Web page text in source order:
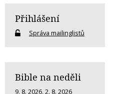
Přihlášení
Správa mailinglistů
Bible na neděli
9. 8. 2026,2. 8. 2026